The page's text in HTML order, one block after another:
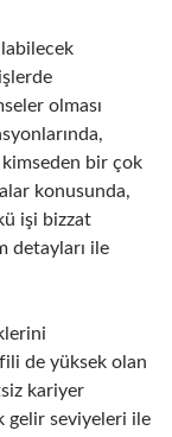
olması
kimseden bir çok
konusunda,
işi bizzat
detayları ile
de yüksek olan
kariyer
gelir seviyeleri ile